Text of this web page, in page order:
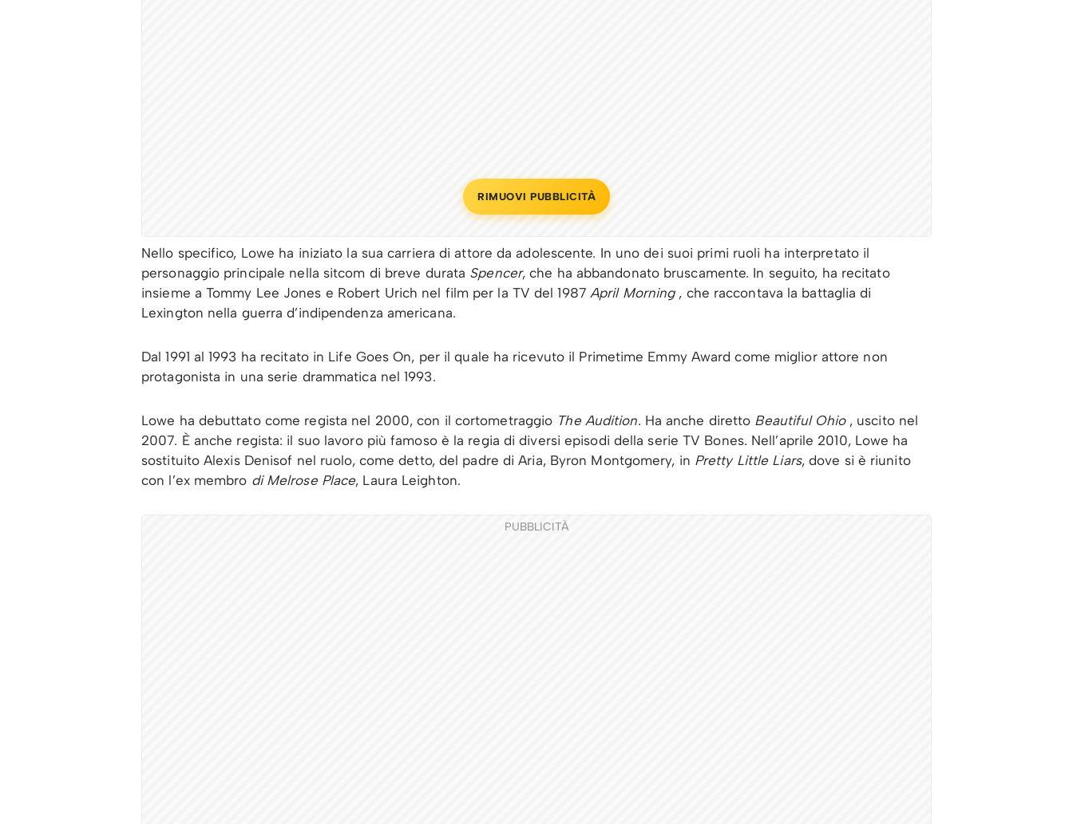
RIMUOVI PUBBLICITÀ
Nello specifico, Lowe ha iniziato la sua carriera di attore da adolescente. In uno dei suoi primi ruoli ha interpretato il
personaggio principale nella sitcom di breve durata Spencer, che ha abbandonato bruscamente. In seguito, ha recitato
insieme a Tommy Lee Jones e Robert Urich nel film per la TV del 1987 April Morning, che raccontava la battaglia di
Lexington nella guerra d’indipendenza americana.
Dal 1991 al 1993 ha recitato in Life Goes On, per il quale ha ricevuto il Primetime Emmy Award come miglior attore non
protagonista in una serie drammatica nel 1993.
Lowe ha debuttato come regista nel 2000, con il cortometraggio The Audition. Ha anche diretto Beautiful Ohio, uscito nel
2007. È anche regista: il suo lavoro più famoso è la regia di diversi episodi della serie TV Bones. Nell’aprile 2010, Lowe ha
sostituito Alexis Denisof nel ruolo, come detto, del padre di Aria, Byron Montgomery, in Pretty Little Liars, dove si è riunito
con l’ex membro di Melrose Place, Laura Leighton.
PUBBLICITÀ